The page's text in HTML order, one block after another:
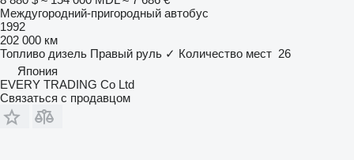
Междугородний-пригородный автобус
1992
202 000 км
Топливо дизель Правый руль ✓ Количество мест 26
Япония
EVERY TRADING Co Ltd
Связаться с продавцом